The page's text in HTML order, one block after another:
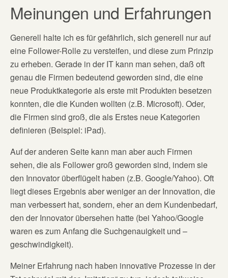
Meinungen und Erfahrungen
Generell halte ich es für gefährlich, sich generell nur auf
eine Follower-Rolle zu versteifen, und diese zum Prinzip
zu erheben. Gerade in der IT kann man sehen, daß oft
genau die Firmen bedeutend geworden sind, die eine
neue Produktkategorie als erste mit Produkten besetzen
konnten, die die Kunden wollten (z.B. Microsoft). Oder,
die Firmen sind groß, die als Erstes neue Kategorien
definieren (Beispiel: iPad).
Auf der anderen Seite kann man aber auch Firmen
sehen, die als Follower groß geworden sind, indem sie
den Innovator überflügelt haben (z.B. Google/Yahoo). Oft
liegt dieses Ergebnis aber weniger an der Innovation, die
man verbessert hat, sondern, eher an dem Kundenbedarf,
den der Innovator übersehen hatte (bei Yahoo/Google
waren es zum Anfang die Suchgenauigkeit und –
geschwindigkeit).
Meiner Erfahrung nach haben innovative Prozesse in der